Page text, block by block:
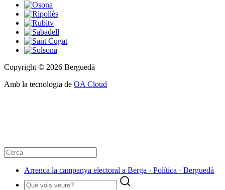
Copyright © 2026 Berguedà
Amb la tecnologia de OA Cloud
Arrenca la campanya electoral a Berga · Política · Berguedà